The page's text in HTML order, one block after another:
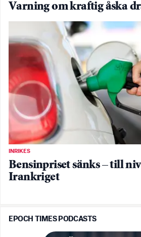
Varning om kraftig åska
INRIKES
Bensinpriset sänks – till
Irankriget
EPOCH TIMES PODCASTS